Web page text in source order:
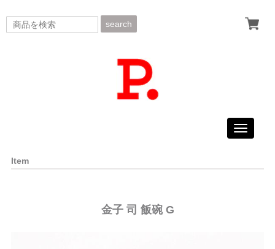
search
Toggle
Item
金子 司 飯碗 G